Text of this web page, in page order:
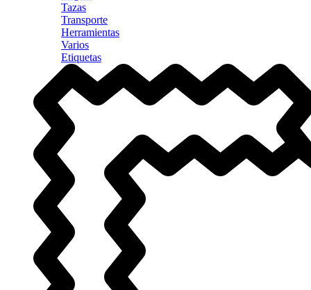
Tazas
Transporte
Herramientas
Varios
Etiquetas